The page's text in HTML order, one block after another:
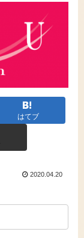
はてブ
2020.04.20